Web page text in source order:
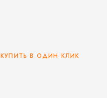
КУПИТЬ В ОДИН КЛИК